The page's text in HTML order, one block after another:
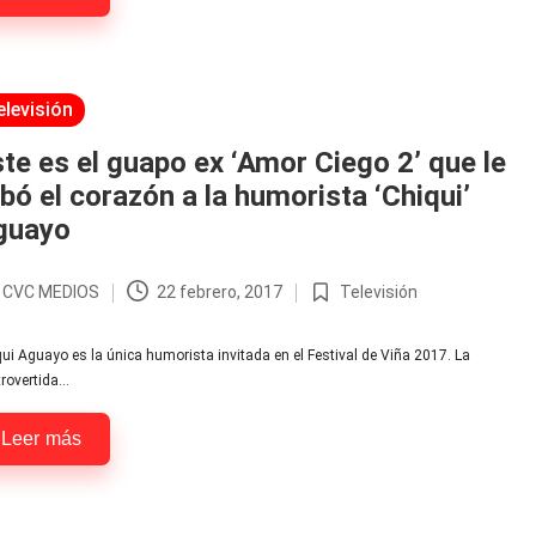
es el guapo ex ‘Amor Ciego 2’ que le
el corazón a la humorista ‘Chiqui’
CVC MEDIOS 22 febrero, 2017
Publicada
Televisión
Aguayo es la única humorista invitada en el Festival de Viña 2017. La
Leer más